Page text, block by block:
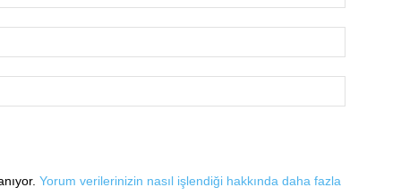
Yorum verilerinizin nasıl işlendiği hakkında daha fazla